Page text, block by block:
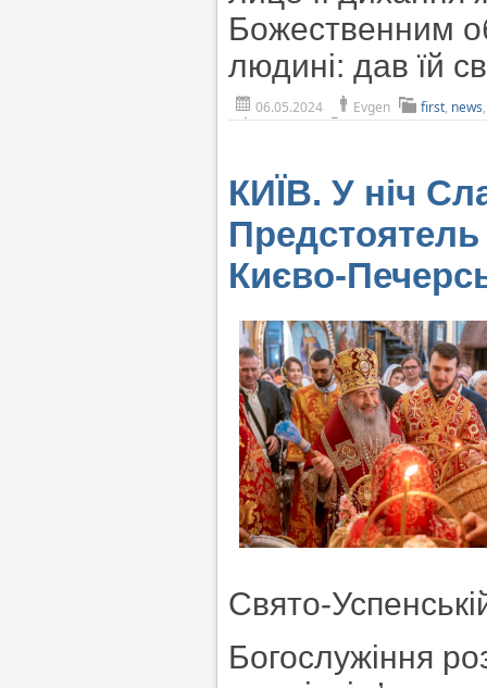
Божественним
людині: дав їй
06.05.2024 Evgen first, news
КИЇВ. У ніч
Києво-
Свято-
Богослужіння